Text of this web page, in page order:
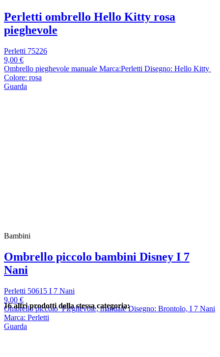
Perletti ombrello Hello Kitty rosa
pieghevole
Perletti 75226
9,00 €
Ombrello pieghevole manuale Marca:Perletti Disegno: Hello Kitty
Colore: rosa
Guarda
Bambini
Ombrello piccolo bambini Disney I 7
Nani
Perletti 50615 I 7 Nani
9,00 €
Ombrello piccolo Pieghevole, manuale Disegno: Brontolo, I 7 Nani
Marca: Perletti
Guarda
16 altri prodotti della stessa categoria: